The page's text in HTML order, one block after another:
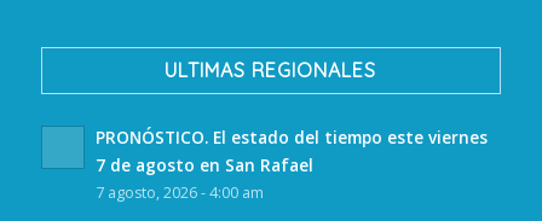
ULTIMAS REGIONALES
PRONÓSTICO. El estado del tiempo este viernes
7 de agosto en San Rafael
7 agosto, 2026 - 4:00 am